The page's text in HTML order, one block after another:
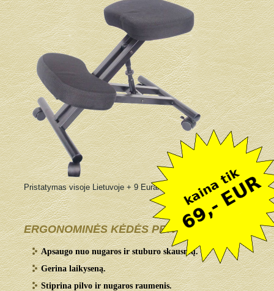
Pristatymas visoje Lietuvoje + 9 Eurai
ERGONOMINĖS KĖDĖS PRIVALUMAI:
Apsaugo nuo nugaros ir stuburo skausmų.
Gerina laikyseną.
Stiprina pilvo ir nugaros raumenis.